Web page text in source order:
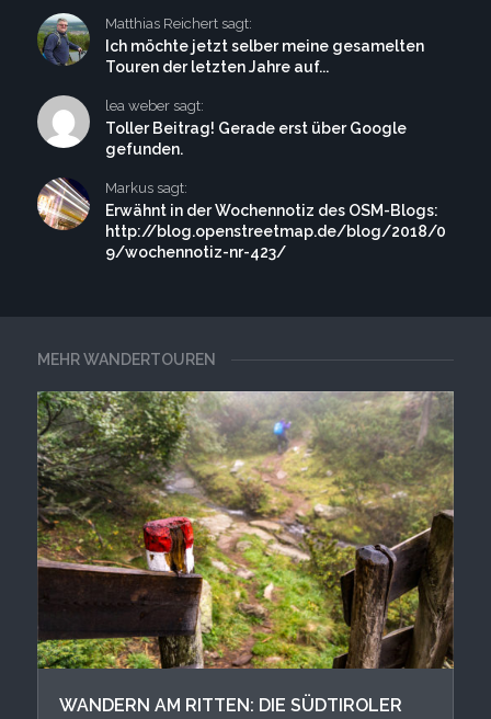
MEHR WANDERTOUREN
WANDERN AM RITTEN: DIE SÜDTIROLER
Matthias Reichert sagt:
Ich möchte jetzt selber meine gesamelten
Touren der letzten Jahre auf...
lea weber sagt:
Toller Beitrag! Gerade erst über Google
gefunden.
Markus sagt:
Erwähnt in der Wochennotiz des OSM-Blogs:
http://blog.openstreetmap.de/blog/2018/0
9/wochennotiz-nr-423/